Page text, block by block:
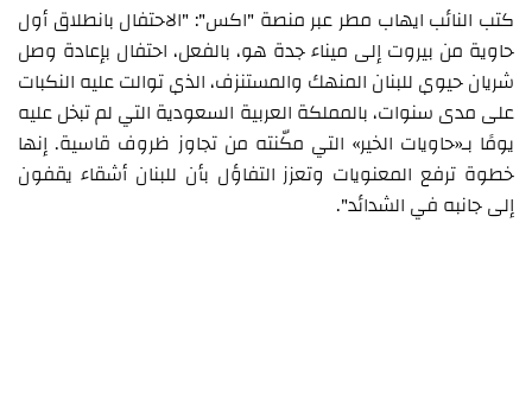
كتب النائب ايهاب مطر عبر منصة "اكس": "الاحتفال بانطلاق أول
حاوية من بيروت إلى ميناء جدة هو، بالفعل، احتفال بإعادة وصل
شريان حيوي للبنان المنهك والمستنزف، الذي توالت عليه النكبات
على مدى سنوات، بالمملكة العربية السعودية التي لم تبخل عليه
يومًا بـ«حاويات الخير» التي مكّنته من تجاوز ظروف قاسية. إنها
خطوة ترفع المعنويات وتعزز التفاؤل بأن للبنان أشقاء يقفون
إلى جانبه في الشدائد".